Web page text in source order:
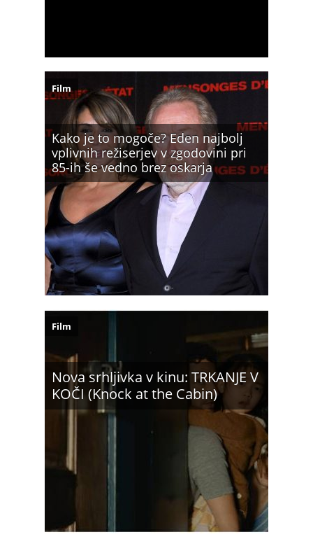
Kako je to mogoče? Eden najbolj
vplivnih režiserjev v zgodovini pri
85-ih še vedno brez oskarja
Film
Nova srhljivka v kinu: TRKANJE V
KOČI (Knock at the Cabin)
Film